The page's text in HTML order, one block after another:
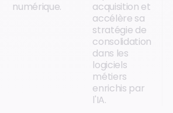
numérique.
acquisition et
accélère sa
stratégie de
consolidation
dans les
logiciels
métiers
enrichis par
l'IA.